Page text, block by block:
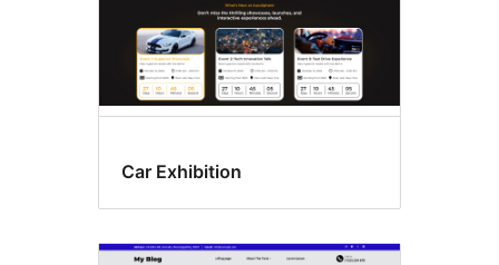
Car Exhibition